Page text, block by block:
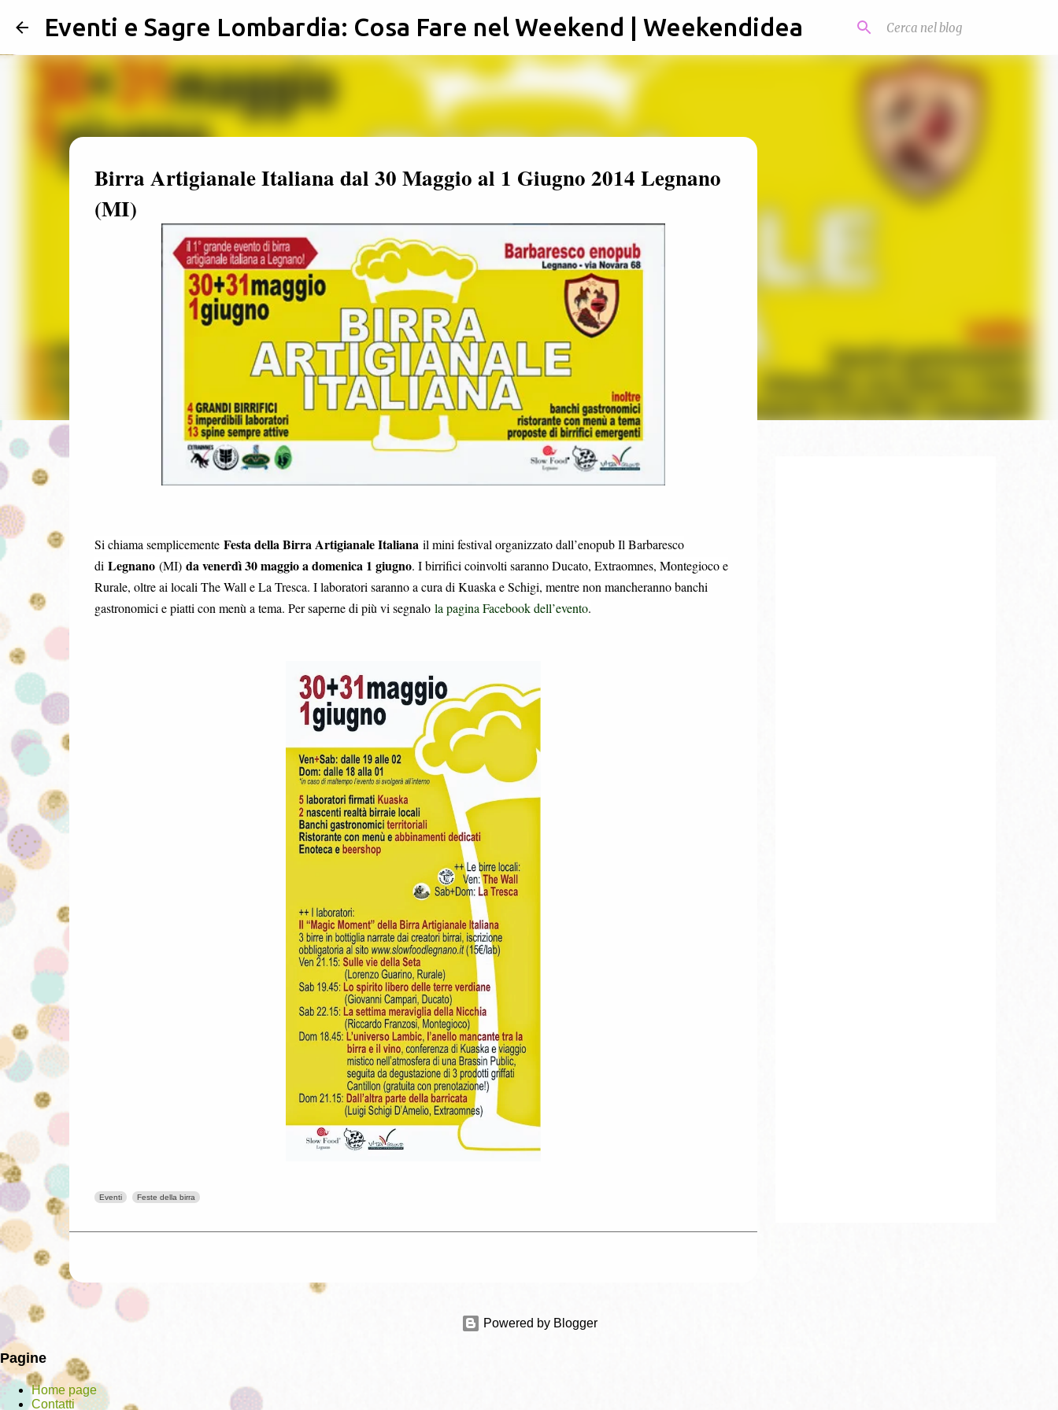
Passa ai contenuti principali
Eventi e Sagre Lombardia: Cosa Fare nel Weekend | Weekendidea
Birra Artigianale Italiana dal 30 Maggio al 1 Giugno 2014 Legnano
(MI)
Si chiama semplicemente Festa della Birra Artigianale Italiana il mini festival organizzato dall’enopub Il Barbaresco
di Legnano(MI) da venerdì 30 maggio a domenica 1 giugno. I birrifici coinvolti saranno Ducato, Extraomnes, Montegioco e
Rurale, oltre ai locali The Wall e La Tresca. I laboratori saranno a cura di Kuaska e Schigi, mentre non mancheranno banchi
gastronomici e piatti con menù a tema. Per saperne di più vi segnalo la pagina Facebook dell’evento.
Eventi Feste della birra
Powered by Blogger
Pagine
Home page
Contatti